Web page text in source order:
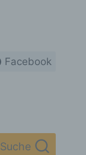
Facebook
Suche